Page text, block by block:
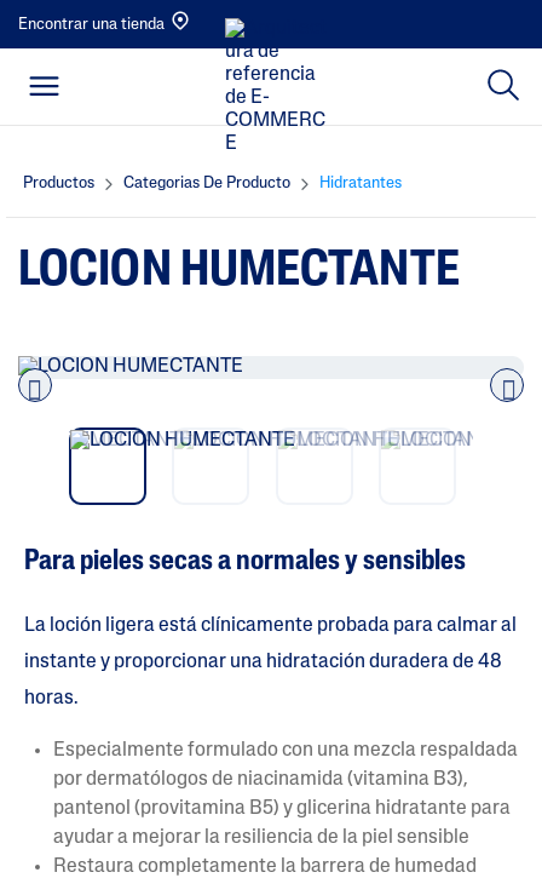
Encontrar una tienda
Productos Categorias De Producto Hidratantes
LOCION HUMECTANTE
Para pieles secas a normales y sensibles
La loción ligera está clínicamente probada para calmar al
instante y proporcionar una hidratación duradera de 48
horas.
Especialmente formulado con una mezcla respaldada
por dermatólogos de niacinamida (vitamina B3),
pantenol (provitamina B5) y glicerina hidratante para
ayudar a mejorar la resiliencia de la piel sensible
Restaura completamente la barrera de humedad